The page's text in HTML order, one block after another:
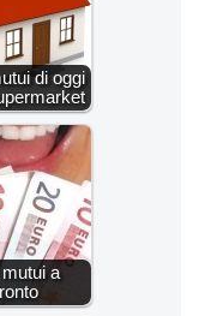
di oggi
a